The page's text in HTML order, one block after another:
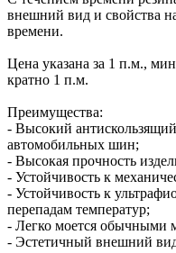
внешний вид и свойства
времени.
Цена указана за 1 п.м.,
кратно 1 п.м.
Преимущества:
- Высокий
автомобильных шин;
- Высокая прочность
- Устойчивость к
- Устойчивость к
перепадам температур;
- Легко моется обычными
- Эстетичный внешний